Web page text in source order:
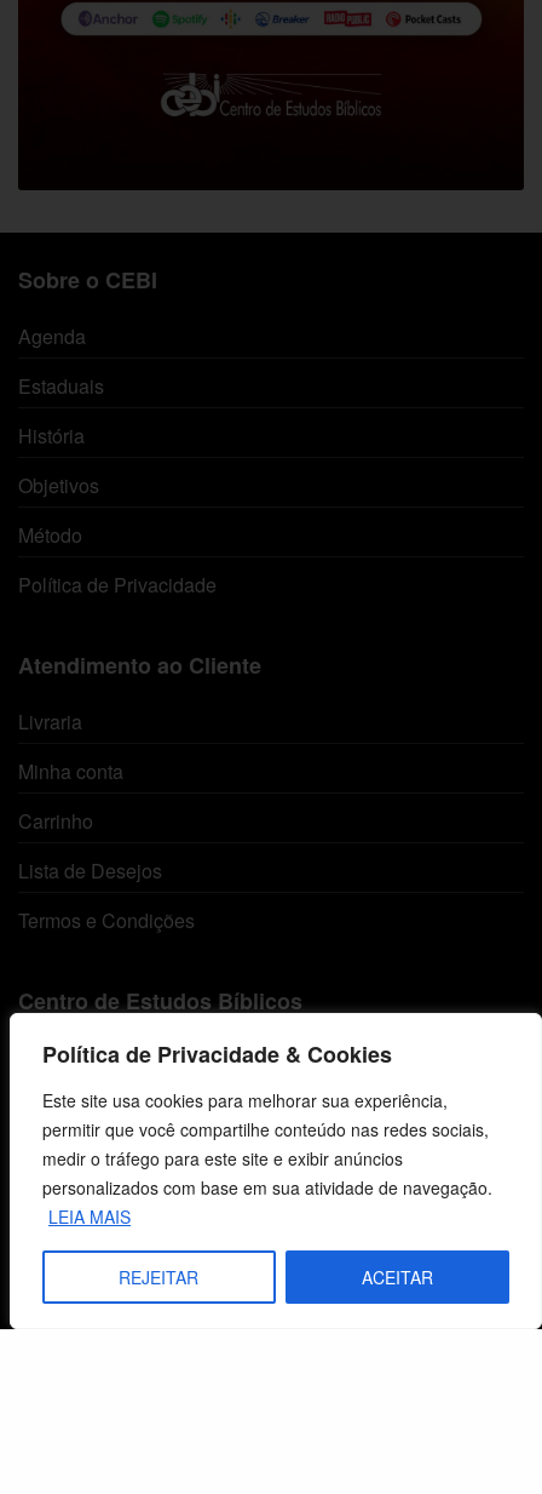
Política de Privacidade & Cookies
Este site usa cookies para melhorar sua experiência,
permitir que você compartilhe conteúdo nas redes sociais,
medir o tráfego para este site e exibir anúncios
personalizados com base em sua atividade de navegação.
LEIA MAIS
REJEITAR ACEITAR
Sobre o CEBI
Agenda
Estaduais
História
Objetivos
Método
Política de Privacidade
Atendimento ao Cliente
Livraria
Minha conta
Carrinho
Lista de Desejos
Termos e Condições
Centro de Estudos Bíblicos
CNPJ: 29.832.607/0001-10
Fale Conosco
E-mails
vendas@cebi.org.br
comunicacao@cebi.org.br